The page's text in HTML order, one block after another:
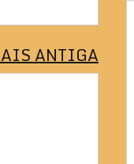
ANTIGA